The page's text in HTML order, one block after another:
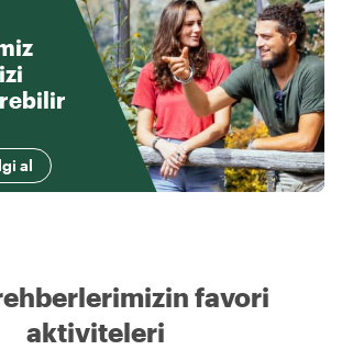
al
favori
aktiviteleri